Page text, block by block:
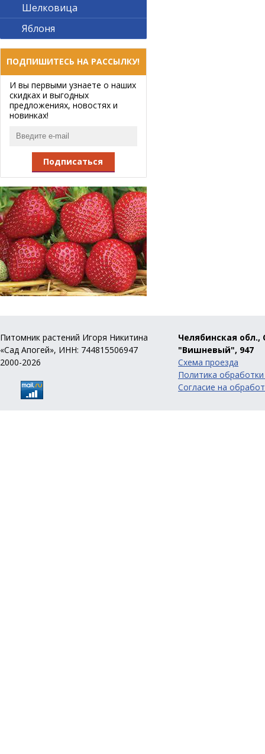
Шелковица
Яблоня
ПОДПИШИТЕСЬ НА РАССЫЛКУ!
И вы первыми узнаете о наших
скидках и выгодных
предложениях, новостях и
новинках!
Подписаться
Питомник растений Игоря Никитина
«Сад Апогей», ИНН: 744815506947
2000-2026
Челябинская обл.,
"Вишневый", 947
Схема проезда
Политика
Согласие на